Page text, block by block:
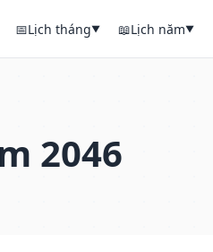
📅Lịch tháng▼ 📖Lịch năm▼
2046